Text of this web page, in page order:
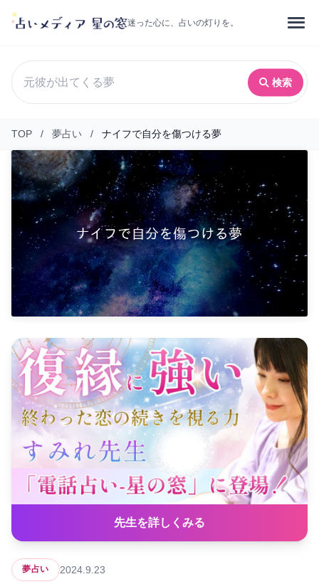
迷った心に、占いの灯りを。
検索
TOP / 夢占い / ナイフで自分を傷つける夢
先生を詳しくみる
夢占い 2024.9.23